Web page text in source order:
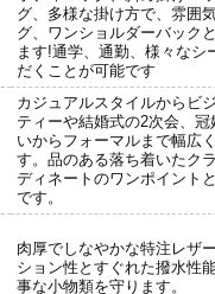
グ、多様な掛け方で、雰囲
グ、ワンショルダーバック
ます!通学、通勤、様々なシ
だくことが可能です
カジュアルスタイルからビ
ティーや結婚式の2次会、
いからフォーマルまで幅広
す。品のある落ち着いたク
ディネートのワンポイント
です。
肉厚でしなやかな特注レザ
ション性とすぐれた撥水性
事な小物類を守ります。